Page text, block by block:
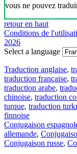
vous ne pouvez
retour en haut
Conditions de
2026
Select a language
Traduction anglaise,
traduction française,
traduction arabe,
chinoise, traduction
turque, traduction
finnoise
Conjugaison
allemande,
Conjugaison russe,